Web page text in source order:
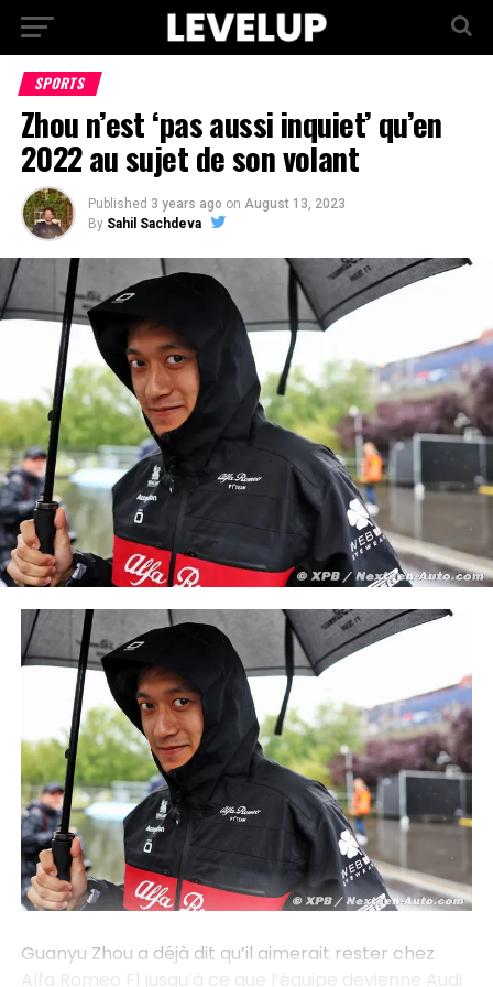
SPORTS
Zhou n’est ‘pas aussi inquiet’ qu’en
2022 au sujet de son volant
Published 3 years ago on August 13, 2023
By Sahil Sachdeva
Guanyu Zhou a déjà dit qu’il aimerait rester chez
Alfa Romeo F1 jusqu’à ce que l’équipe devienne Audi